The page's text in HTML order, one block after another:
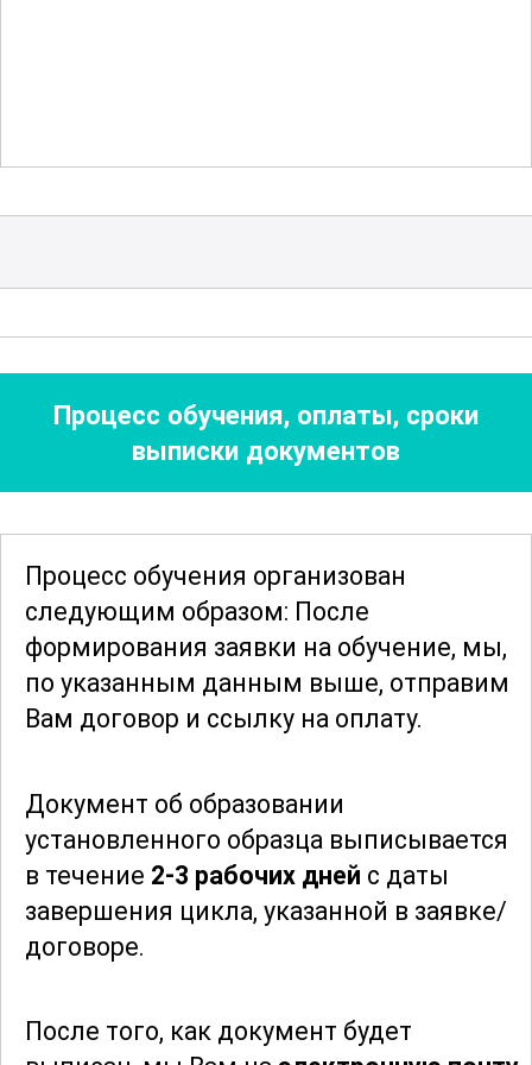
позволит вам освоить инновационные
Большое внимание уделяется
экономическим аспектам
лесозаготовок. Вы узнаете, как
планировать и оптимизировать
затраты, управлять проектами и вести
успешно руководить
лесозаготовительными работами и
достигать высоких результатов.
В ходе курса вы также изучите
современные технологии и
промышленности. Это включает в себя
как ручные инструменты, так и
тяжелую технику. Вы научитесь
правильно использовать и обслуживать
оборудование, что станет важным
деятельности.
Процесс обучения, оплаты, сроки
выписки документов
Процесс обучения организован
следующим образом: После
формирования заявки на обучение, мы,
по указанным данным выше, отправим
Вам договор и ссылку на оплату.
Документ об образовании
установленного образца выписывается
в течение 2-3 рабочих дней с даты
завершения цикла, указанной в заявке/
договоре.
После того, как документ будет